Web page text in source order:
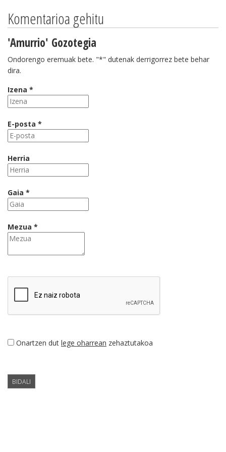
Komentarioa gehitu
'Amurrio' Gozotegia
Ondorengo eremuak bete. "*" dutenak derrigorrez bete behar
dira.
Izena *
E-posta *
Herria
Gaia *
Mezua *
Onartzen dut lege oharrean zehaztutakoa
BIDALI